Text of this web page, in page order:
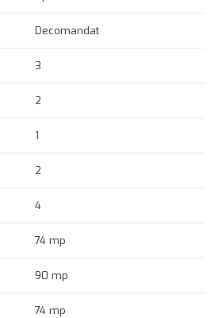
Decomandat
3
2
1
2
4
74 mp
90 mp
74 mp